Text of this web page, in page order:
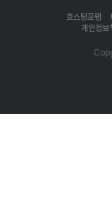
호스팅포럼
개인정